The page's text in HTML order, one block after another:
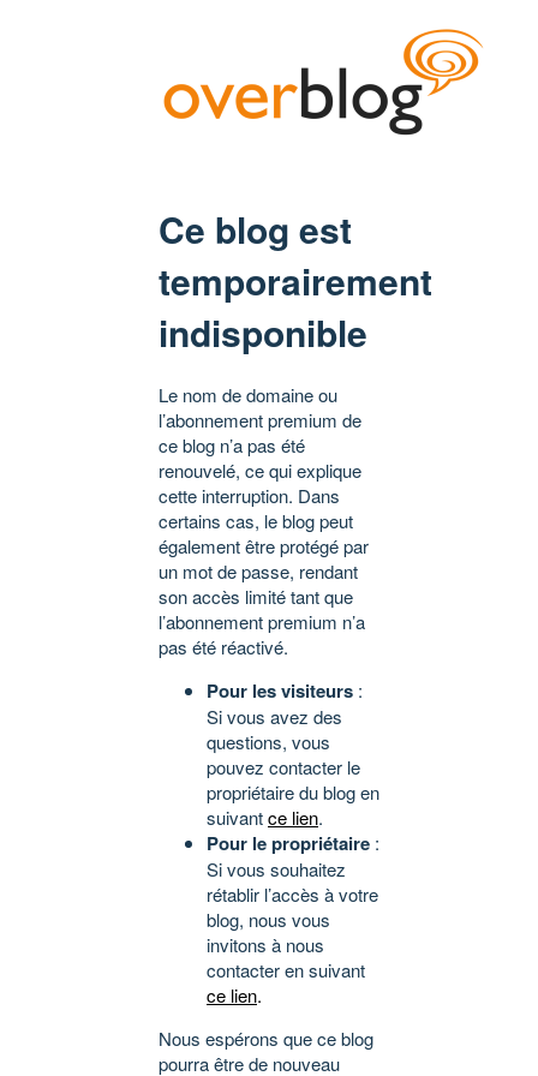
Ce blog est
temporairement
indisponible
Le nom de domaine ou
l’abonnement premium de
ce blog n’a pas été
renouvelé, ce qui explique
cette interruption. Dans
certains cas, le blog peut
également être protégé par
un mot de passe, rendant
son accès limité tant que
l’abonnement premium n’a
pas été réactivé.
Pour les visiteurs :
Si vous avez des
questions, vous
pouvez contacter le
propriétaire du blog en
suivantce lien.
Pour le propriétaire :
Si vous souhaitez
rétablir l’accès à votre
blog, nous vous
invitons à nous
contacter en suivant
ce lien.
Nous espérons que ce blog
pourra être de nouveau